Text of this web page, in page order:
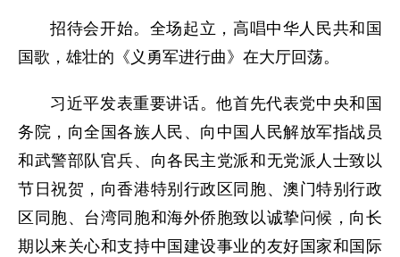
招待会开始。全场起立，高唱中华人民共和国
国歌，雄壮的《义勇军进行曲》在大厅回荡。
习近平发表重要讲话。他首先代表党中央和国
务院，向全国各族人民、向中国人民解放军指战员
和武警部队官兵、向各民主党派和无党派人士致以
节日祝贺，向香港特别行政区同胞、澳门特别行政
区同胞、台湾同胞和海外侨胞致以诚挚问候，向长
期以来关心和支持中国建设事业的友好国家和国际